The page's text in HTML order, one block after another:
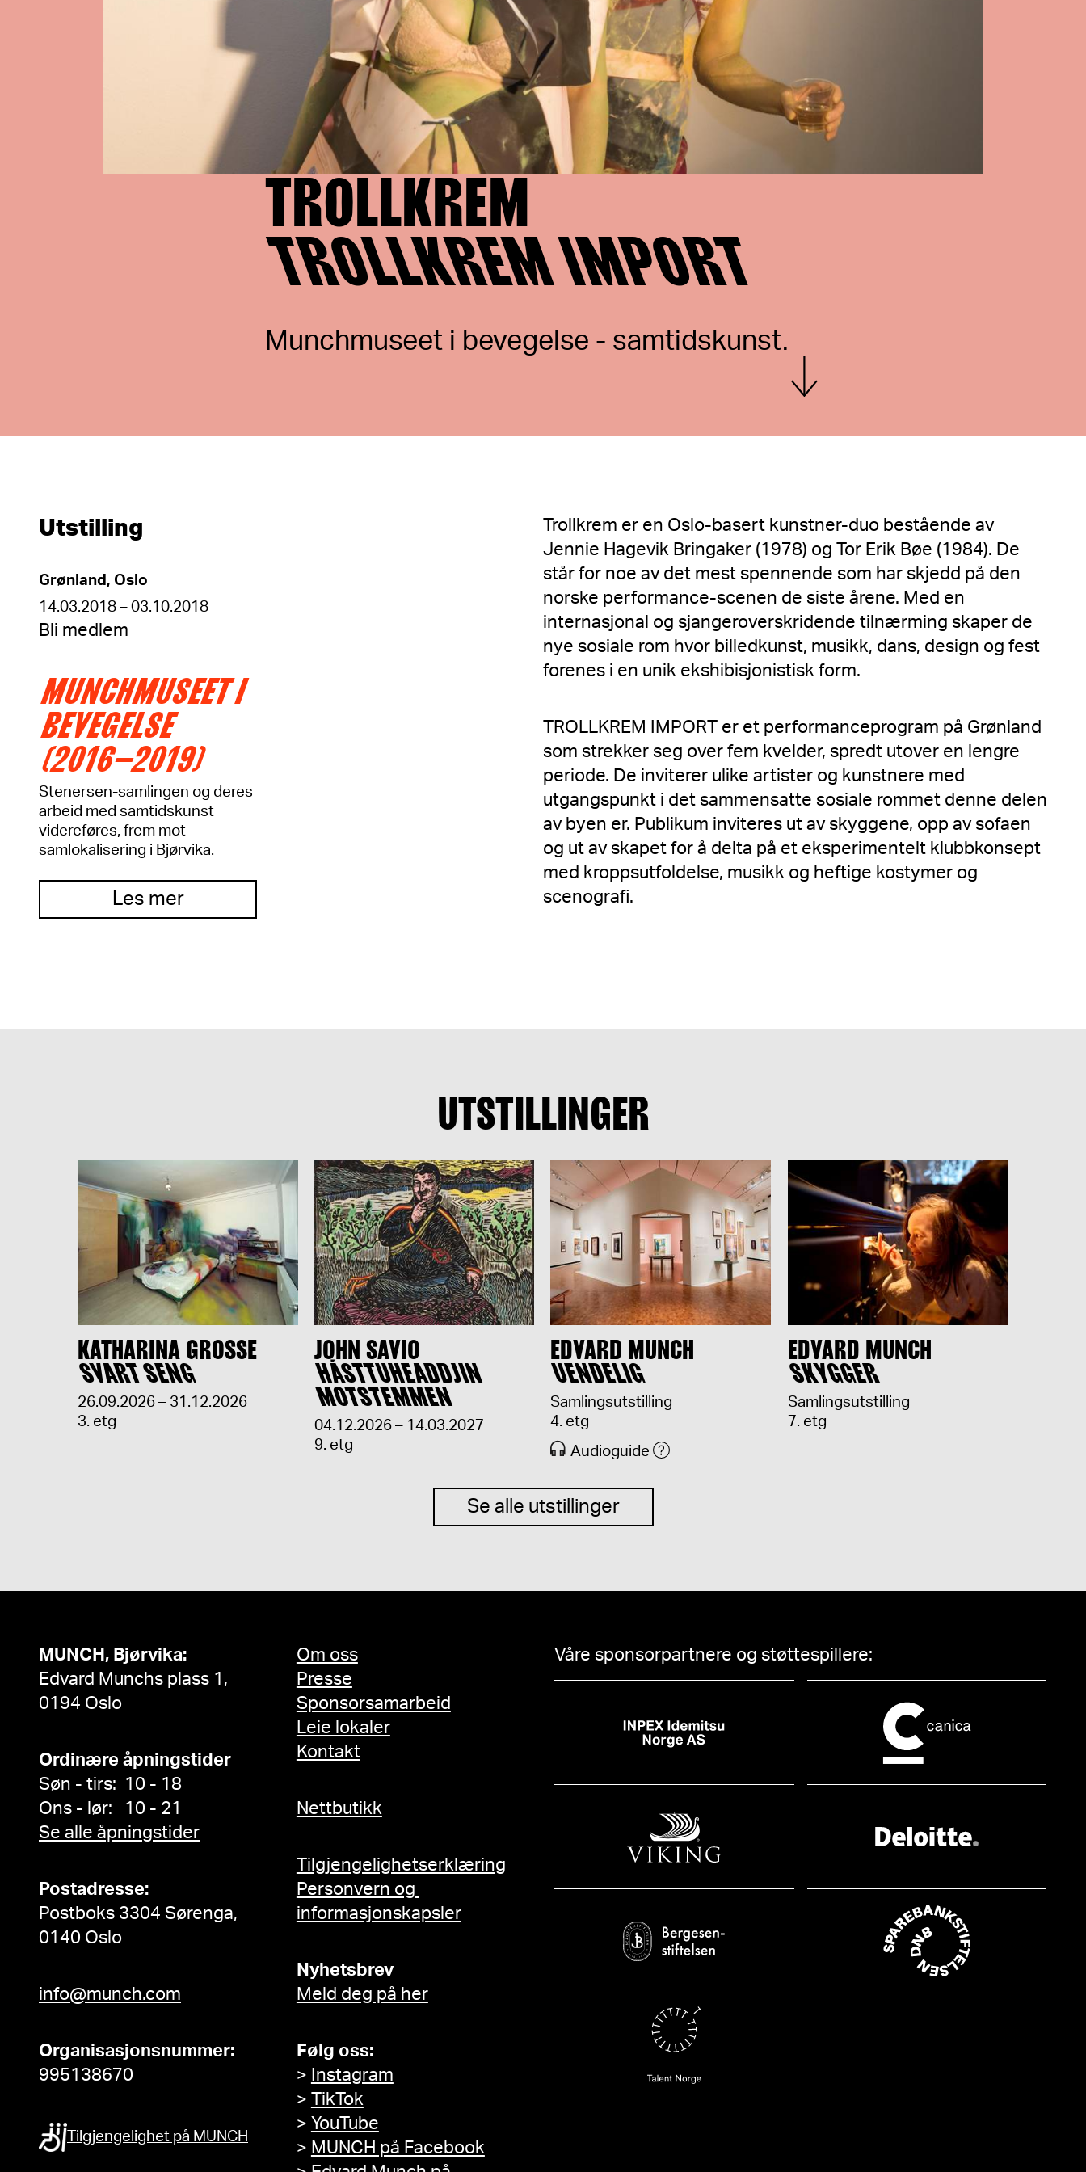
TROLLKREM
TROLLKREM IMPORT
Munchmuseet i bevegelse - samtidskunst.
Vis mer
Utstilling
Grønland, Oslo
14.03.2018 – 03.10.2018
Bli medlem
MUNCHMUSEET I
BEVEGELSE
(2016–2019)
Stenersen-samlingen og deres
arbeid med samtidskunst
videreføres, frem mot
samlokalisering i Bjørvika.
Les mer
Trollkrem er en Oslo-basert kunstner-duo bestående av
Jennie Hagevik Bringaker (1978) og Tor Erik Bøe (1984). De
står for noe av det mest spennende som har skjedd på den
norske performance-scenen de siste årene. Med en
internasjonal og sjangeroverskridende tilnærming skaper de
nye sosiale rom hvor billedkunst, musikk, dans, design og fest
forenes i en unik ekshibisjonistisk form.
TROLLKREM IMPORT er et performanceprogram på Grønland
som strekker seg over fem kvelder, spredt utover en lengre
periode. De inviterer ulike artister og kunstnere med
utgangspunkt i det sammensatte sosiale rommet denne delen
av byen er. Publikum inviteres ut av skyggene, opp av sofaen
og ut av skapet for å delta på et eksperimentelt klubbkonsept
med kroppsutfoldelse, musikk og heftige kostymer og
scenografi.
UTSTILLINGER
KATHARINA GROSSE
SVART SENG
26.09.2026 – 31.12.2026
3. etg
JOHN SAVIO
HÁSTTUHEADDJIN
MOTSTEMMEN
04.12.2026 – 14.03.2027
9. etg
EDVARD MUNCH
UENDELIG
Samlingsutstilling
4. etg
Audioguide
EDVARD MUNCH
SKYGGER
Samlingsutstilling
7. etg
Se alle utstillinger
MUNCH, Bjørvika:
Edvard Munchs plass 1,
0194 Oslo
Ordinære åpningstider
Søn - tirs: 10 - 18
Ons - lør: 10 - 21
Se alle åpningstider
Postadresse:
Postboks 3304 Sørenga,
0140 Oslo
info@munch.com
Organisasjonsnummer:
995138670
Tilgjengelighet på MUNCH
Om oss
Presse
Sponsorsamarbeid
Leie lokaler
Kontakt
Nettbutikk
Tilgjengelighetserklæring
Personvern og
informasjonskapsler
Nyhetsbrev
Meld deg på her
Følg oss:
> Instagram
> TikTok
> YouTube
> MUNCH på Facebook
Våre sponsorpartnere og støttespillere: